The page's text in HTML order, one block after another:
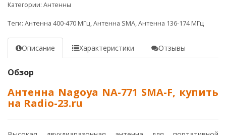
Категории: Антенны
Теги: Антенна 400-470 МГц,Антенна SMA,Антенна 136-174 МГц
Описание Характеристики Отзывы
Обзор
Антенна Nagoya NA-771 SMA-F, купить
на Radio-23.ru